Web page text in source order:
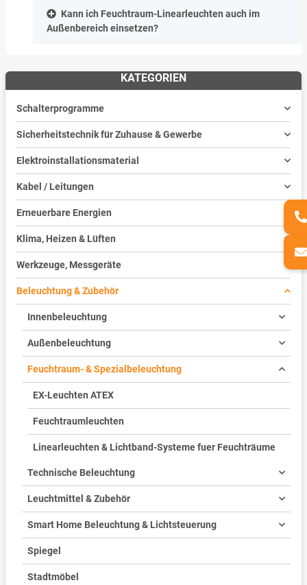
Kann ich Feuchtraum-Linearleuchten auch im
Außenbereich einsetzen?
KATEGORIEN
Schalterprogramme
Sicherheitstechnik für Zuhause & Gewerbe
Elektroinstallationsmaterial
Kabel / Leitungen
Erneuerbare Energien
Klima, Heizen & Lüften
Werkzeuge, Messgeräte
Beleuchtung & Zubehör
Innenbeleuchtung
Außenbeleuchtung
Feuchtraum- & Spezialbeleuchtung
EX-Leuchten ATEX
Feuchtraumleuchten
Linearleuchten & Lichtband-Systeme fuer Feuchträume
Technische Beleuchtung
Leuchtmittel & Zubehör
Smart Home Beleuchtung & Lichtsteuerung
Spiegel
Stadtmöbel